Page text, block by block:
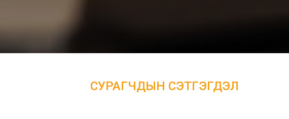
СУРАГЧДЫН СЭТГЭГДЭЛ